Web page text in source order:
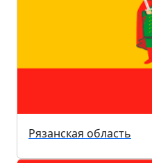
Рязанская область